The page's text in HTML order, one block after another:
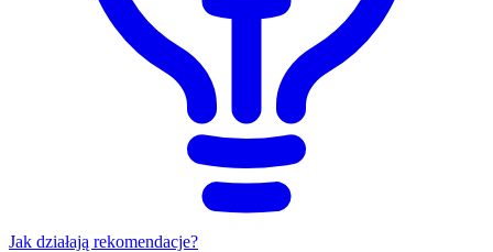
Jak działają rekomendacje?